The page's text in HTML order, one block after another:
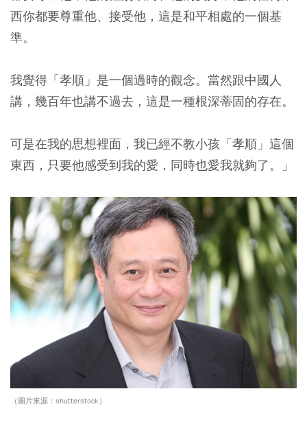
西你都要尊重他、接受他，這是和平相處的一個基
準。
我覺得「孝順」是一個過時的觀念。當然跟中國人
講，幾百年也講不過去，這是一種根深蒂固的存在。
可是在我的思想裡面，我已經不教小孩「孝順」這個
東西，只要他感受到我的愛，同時也愛我就夠了。
」
（圖片來源：shutterstock）